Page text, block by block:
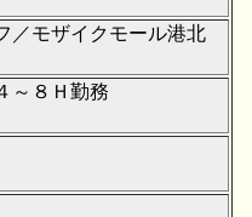
／モザイクモール港北
～８Ｈ勤務